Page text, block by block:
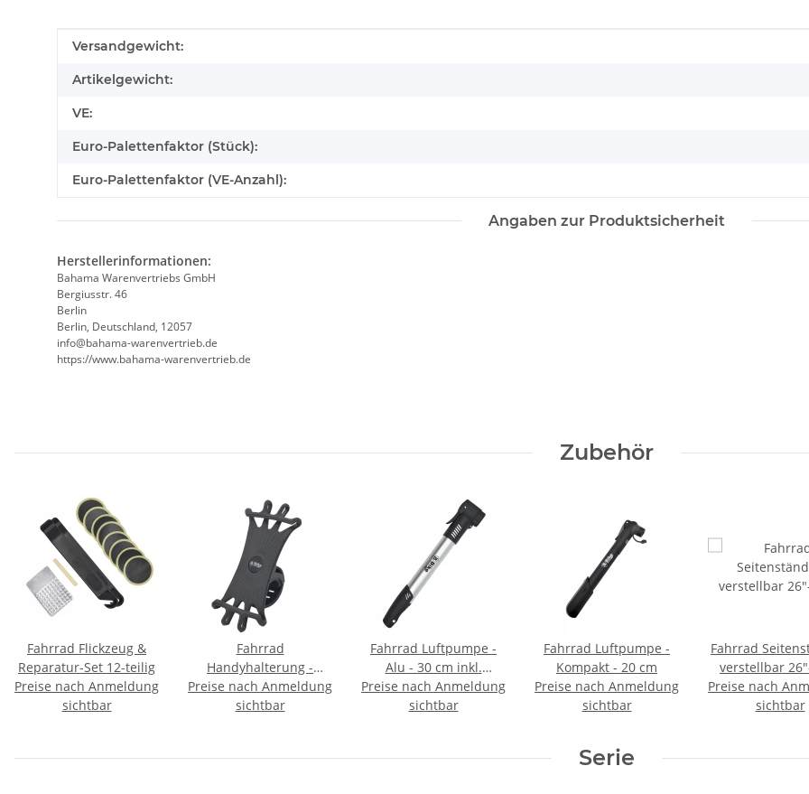
Produkteigenschaft
Wert
Versandgewicht:
Artikelgewicht:
VE:
Euro-Palettenfaktor (Stück):
Euro-Palettenfaktor (VE-Anzahl):
Angaben zur Produktsicherheit
Herstellerinformationen:
Bahama Warenvertriebs GmbH
Bergiusstr. 46
Berlin
Berlin, Deutschland, 12057
ed.beirtrevneraw-amahab@ofni
https://www.bahama-warenvertrieb.de
Zubehör
Fahrrad Flickzeug &
Reparatur-Set 12-teilig
Preise nach Anmeldung
sichtbar
Fahrrad
Handyhalterung -
Universal
Preise nach Anmeldung
sichtbar
Fahrrad Luftpumpe -
Alu - 30 cm inkl.
Halterung & Schrauben
Preise nach Anmeldung
sichtbar
Fahrrad Luftpumpe -
Kompakt - 20 cm
Preise nach Anmeldung
sichtbar
Fahrrad
verstellbar
Basic -
Preise nach
sichtbar
Serie